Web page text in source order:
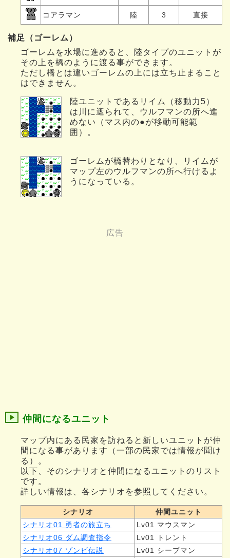
コアラマン 陸 3 直接
補足（ゴーレム）
ゴーレムを水場に進めると、陸タイプのユニットが
その上を橋のように渡る事ができます。
ただし橋とは違いゴーレムの上には立ち止まること
はできません。
陸ユニットであるリイム（移動力5）
は川に遮られて、ウルフマンの所へ進
めない（マス内の●が移動可能範
囲）。
ゴーレムが橋替わりとなり、リイムが
マップ左のウルフマンの所へ行けるよ
うになっている。
仲間になるユニット
マップ内にある民家を訪ねると新しいユニットが仲
間になる事があります（一部の民家では情報が聞け
る）。
以下、そのシナリオと仲間になるユニットのリスト
です。
詳しい情報は、各シナリオを参照してください。
シナリオ
仲間ユニット
シナリオ01 勇者の旅立ち
Lv01 マウスマン
シナリオ06 ダム調査指令
Lv01 トレント
シナリオ07 ゾンビ伝説
Lv01 シープマン